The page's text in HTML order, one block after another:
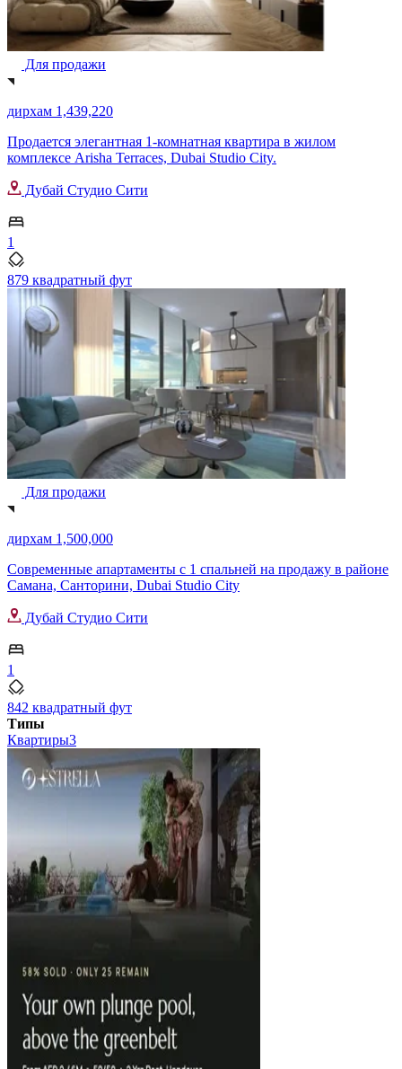
Для продажи
дирхам 1,439,220
Продается элегантная 1-комнатная квартира в жилом
комплексе Arisha Terraces, Dubai Studio City.
Дубай Студио Сити
1
879 квадратный фут
Для продажи
дирхам 1,500,000
Современные апартаменты с 1 спальней на продажу в районе
Самана, Санторини, Dubai Studio City
Дубай Студио Сити
1
842 квадратный фут
Типы
Квартиры3